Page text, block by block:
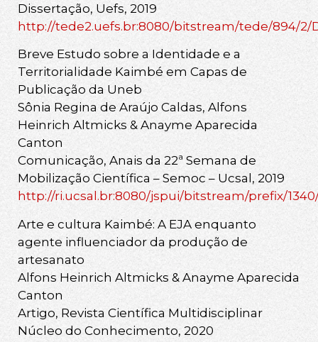
Dissertação, Uefs, 2019
http://tede2.uefs.br:8080/bitstream/tede/894/2/
Breve Estudo sobre a Identidade e a
Territorialidade Kaimbé em Capas de
Publicação da Uneb
Sônia Regina de Araújo Caldas, Alfons
Heinrich Altmicks & Anayme Aparecida
Canton
Comunicação, Anais da 22ª Semana de
Mobilização Científica – Semoc – Ucsal, 2019
http://ri.ucsal.br:8080/jspui/bitstream/prefix/
Arte e cultura Kaimbé: A EJA enquanto
agente influenciador da produção de
artesanato
Alfons Heinrich Altmicks & Anayme Aparecida
Canton
Artigo, Revista Científica Multidisciplinar
Núcleo do Conhecimento, 2020